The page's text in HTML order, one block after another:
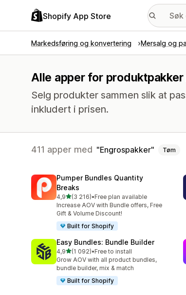
Shopify App Store
Markedsføring og konvertering Mersalg og
Alle apper for
Selg produkter sammen slik at
inkludert i prisen.
411 apper med Engrospakker Tøm
Pumper Bundles Quantity
Breaks
4,9av 5 stjerner
(3 216)
Totalt 3216 omtaler
•Free plan available
Increase AOV with Bundle offers, Free
Gift & Volume Discount!
Built for Shopify
Easy Bundles: Bundle Builder
4,9av 5 stjerner
(1 092)
Totalt 1092 omtaler
•Free to install
Grow AOV with all product bundles,
bundle builder, mix & match
Built for Shopify